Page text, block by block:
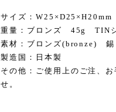
サイズ：W25×D25×H20mm
重量：ブロンズ 45g TINシ
素材：ブロンズ(bronze) 錫
製造国：日本製
その他：ご使用上のご注、
せ。